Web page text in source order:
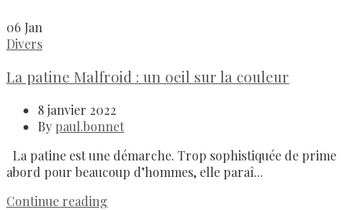
06 Jan
Divers
La patine Malfroid : un oeil sur la couleur
8 janvier 2022
By paul.bonnet
La patine est une démarche. Trop sophistiquée de prime
abord pour beaucoup d’hommes, elle paraî...
Continue reading